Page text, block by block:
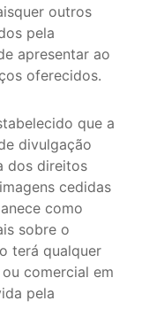
outros
pela
apresentar ao
oferecidos.
que a
divulgação
dos direitos
cedidas
como
sobre o
terá qualquer
comercial em
pela